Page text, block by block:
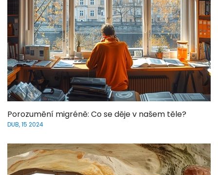
Porozumění migréně: Co se děje v našem těle?
DUB, 15 2024